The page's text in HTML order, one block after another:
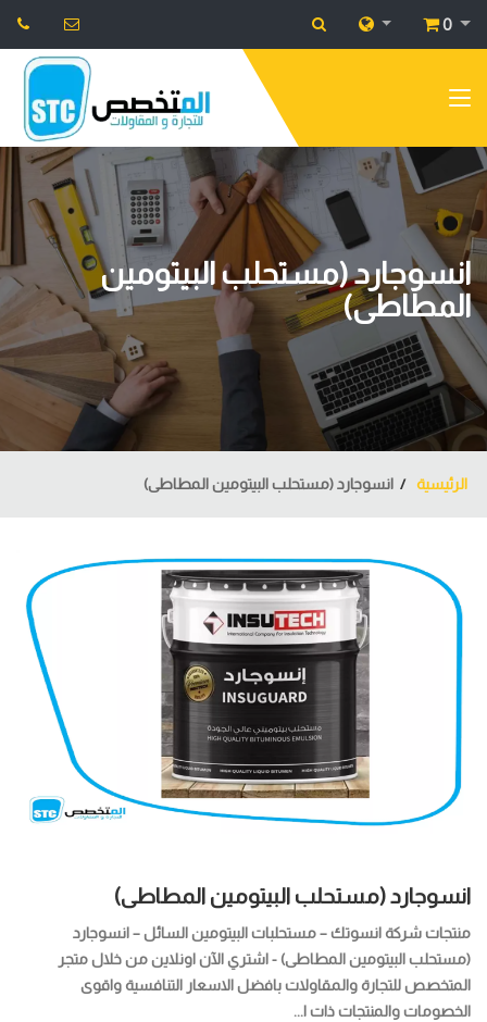
0
انسوجارد (مستحلب البيتومين
المطاطى)
الرئيسية انسوجارد (مستحلب البيتومين المطاطى)
انسوجارد (مستحلب البيتومين المطاطى)
منتجات شركة انسوتك – مستحلبات البيتومين السائل – انسوجارد
(مستحلب البيتومين المطاطى) - اشتري الآن اونلاين من خلال متجر
المتخصص للتجارة والمقاولات بافضل الاسعار التنافسية واقوى
الخصومات والمنتجات ذات ا...